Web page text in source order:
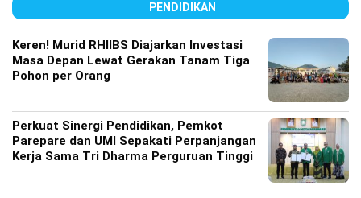
PENDIDIKAN
Keren! Murid RHIIBS Diajarkan Investasi
Masa Depan Lewat Gerakan Tanam Tiga
Pohon per Orang
Perkuat Sinergi Pendidikan, Pemkot
Parepare dan UMI Sepakati Perpanjangan
Kerja Sama Tri Dharma Perguruan Tinggi